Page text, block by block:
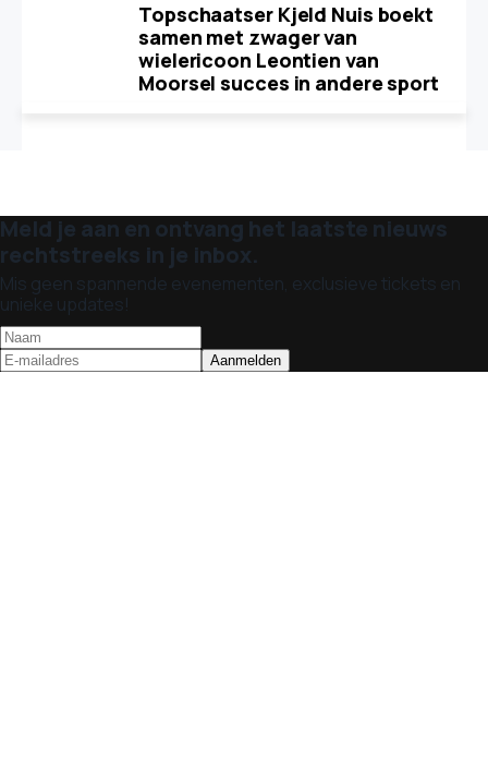
Topschaatser Kjeld Nuis boekt
samen met zwager van
wielericoon Leontien van
Moorsel succes in andere sport
Meld je aan en ontvang het laatste nieuws
rechtstreeks in je inbox.
Mis geen spannende evenementen, exclusieve tickets en
unieke updates!